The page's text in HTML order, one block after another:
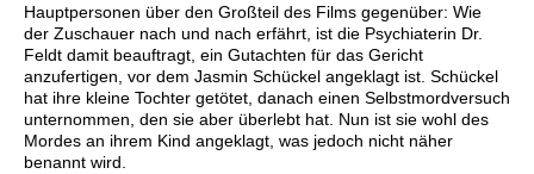
Hauptpersonen über den Großteil des Films gegenüber: Wie
der Zuschauer nach und nach erfährt, ist die Psychiaterin Dr.
Feldt damit beauftragt, ein Gutachten für das Gericht
anzufertigen, vor dem Jasmin Schückel angeklagt ist. Schückel
hat ihre kleine Tochter getötet, danach einen Selbstmordversuch
unternommen, den sie aber überlebt hat. Nun ist sie wohl des
Mordes an ihrem Kind angeklagt, was jedoch nicht näher
benannt wird.